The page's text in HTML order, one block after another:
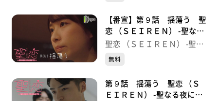
【番宣】第９話 揺蕩う 聖
恋 （ＳＥＩＲＥＮ） -聖なる
夜にこたえあわせを-
聖恋 （ＳＥＩＲＥＮ） -聖な
る夜にこたえあわせを-
無料
第９話 揺蕩う 聖恋 （Ｓ
ＥＩＲＥＮ） -聖なる夜にこ